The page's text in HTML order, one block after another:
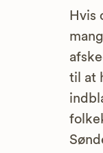
Hvis
til at